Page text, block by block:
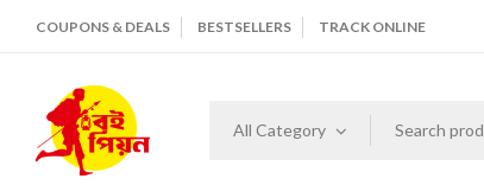
COUPONS & DEALS BESTSELLERS TRACK ONLINE
All Category